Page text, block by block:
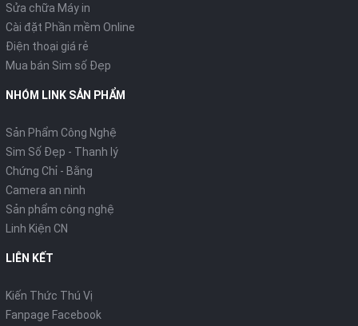
Sửa chữa Máy in
Cài đặt Phần mềm Online
Điện thoại giá rẻ
Mua bán Sim số Đẹp
NHÓM LINK SẢN PHẨM
Sản Phẩm Công Nghệ
Sim Số Đẹp - Thanh lý
Chứng Chỉ - Bằng
Camera an ninh
Sản phẩm công nghệ
Linh Kiện CN
LIÊN KẾT
Kiến Thức Thú Vị
Fanpage Facebook